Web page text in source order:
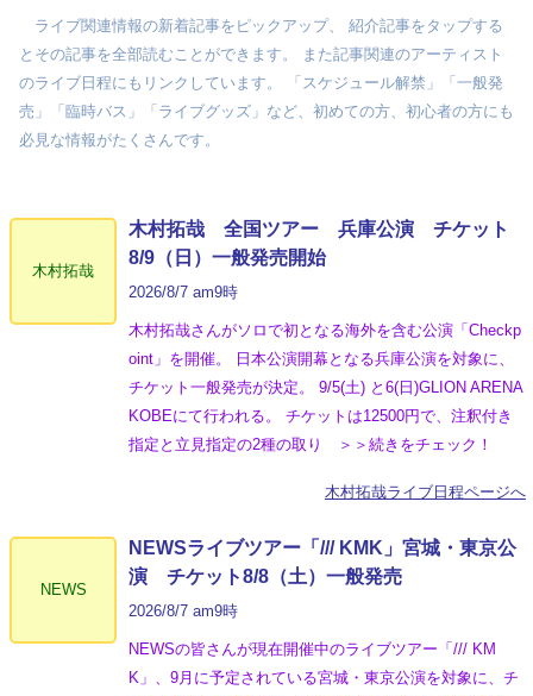
ライブ関連情報の新着記事をピックアップ、 紹介記事をタップする
とその記事を全部読むことができます。 また記事関連のアーティスト
のライブ日程にもリンクしています。 「スケジュール解禁」「一般発
売」「臨時バス」「ライブグッズ」など、初めての方、初心者の方にも
必見な情報がたくさんです。
木村拓哉
木村拓哉 全国ツアー 兵庫公演 チケット
8/9（日）一般発売開始
2026/8/7 am9時
木村拓哉さんがソロで初となる海外を含む公演「Checkp
oint」を開催。 日本公演開幕となる兵庫公演を対象に、
チケット一般発売が決定。 9/5(土) と6(日)GLION ARENA
KOBEにて行われる。 チケットは12500円で、注釈付き
指定と立見指定の2種の取り ＞＞続きをチェック！
木村拓哉ライブ日程ページへ
NEWS
NEWSライブツアー「/// KMK」宮城・東京公
演 チケット8/8（土）一般発売
2026/8/7 am9時
NEWSの皆さんが現在開催中のライブツアー「/// KM
K」、9月に予定されている宮城・東京公演を対象に、チ